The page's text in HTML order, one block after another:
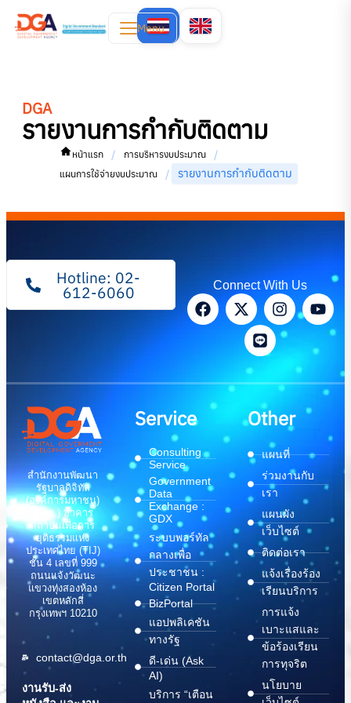
Menu
DGA
รายงานการกำกับติดตาม
หน้าแรก / การบริหารงบประมาณ /
แผนการใช้จ่ายงบประมาณ / รายงานการกำกับติดตาม
Hotline: 02-
612-6060 Connect With Us
สำนักงานพัฒนา
รัฐบาลดิจิทัล
(องค์การมหาชน)
(สพร.) อาคาร
สถาบันเพื่อการ
ยุติธรรมแห่ง
ประเทศไทย (TIJ)
ชั้น 4 เลขที่ 999
ถนนแจ้งวัฒนะ
แขวงทุ่งสองห้อง
เขตหลักสี่
กรุงเทพฯ 10210
contact@dga.or.th
งานรับ-ส่ง
Service
Consulting
Service
Government
Data
Exchange :
GDX
ระบบพอร์ทัล
กลางเพื่อ
ประชาชน :
Citizen Portal
BizPortal
แอปพลิเคชัน
ทางรัฐ
ดี-เด่น (Ask
AI)
บริการ “เตือน
Other
แผนที่
ร่วมงานกับ
เรา
แผนผัง
เว็บไซต์
ติดต่อเรา
แจ้งเรื่องร้อง
เรียนบริการ
การแจ้ง
เบาะแสและ
ข้อร้องเรียน
การทุจริต
นโยบาย